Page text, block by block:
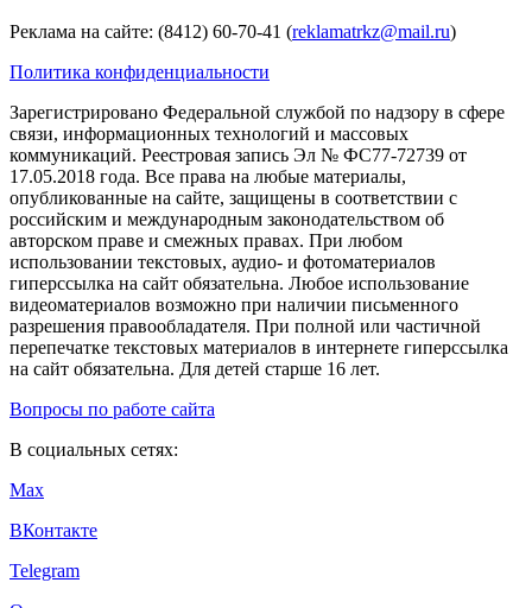
Реклама на сайте: (8412) 60-70-41 (reklamatrkz@mail.ru)
Политика конфиденциальности
Зарегистрировано Федеральной службой по надзору в сфере
связи, информационных технологий и массовых
коммуникаций. Реестровая запись Эл № ФС77-72739 от
17.05.2018 года. Все права на любые материалы,
опубликованные на сайте, защищены в соответствии с
российским и международным законодательством об
авторском праве и смежных правах. При любом
использовании текстовых, аудио- и фотоматериалов
гиперссылка на сайт обязательна. Любое использование
видеоматериалов возможно при наличии письменного
разрешения правообладателя. При полной или частичной
перепечатке текстовых материалов в интернете гиперссылка
на сайт обязательна. Для детей старше 16 лет.
Вопросы по работе сайта
В социальных сетях:
Max
ВКонтакте
Telegram